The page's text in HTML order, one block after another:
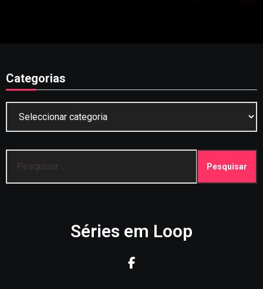
Categorias
por:
Séries em Loop